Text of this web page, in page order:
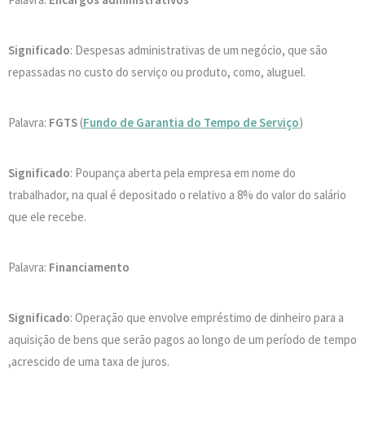
Significado: Despesas administrativas de um negócio, que são
repassadas no custo do serviço ou produto, como, aluguel.
Palavra: FGTS(Fundo de Garantia do Tempo de Serviço)
Significado: Poupança aberta pela empresa em nome do
trabalhador, na qual é depositado o relativo a 8% do valor do salário
que ele recebe.
Palavra: Financiamento
Significado: Operação que envolve empréstimo de dinheiro para a
aquisição de bens que serão pagos ao longo de um período de tempo
,acrescido de uma taxa de juros.